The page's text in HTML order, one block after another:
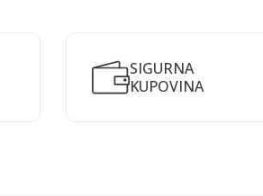
SIGURNA
KUPOVINA